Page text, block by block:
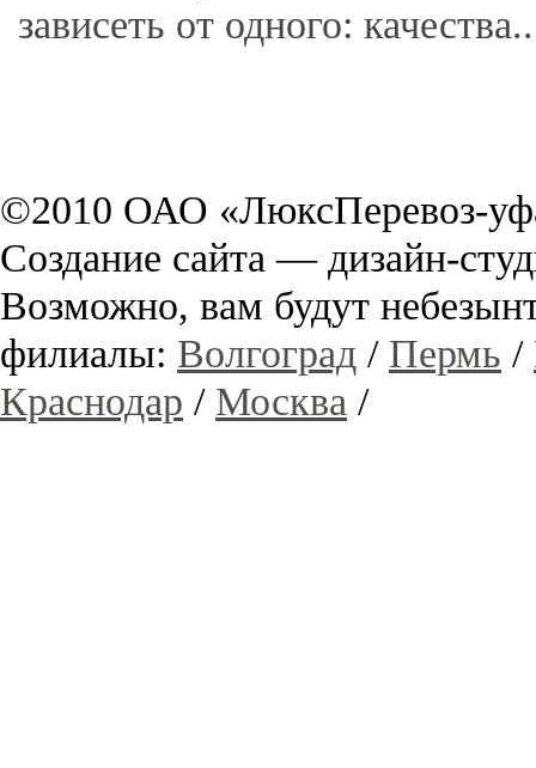
зависеть от одного:
©2010 ОАО «ЛюксПеревоз-
Создание сайта — дизайн-
Возможно, вам будут
филиалы: Волгоград / Пермь /
Краснодар / Москва /